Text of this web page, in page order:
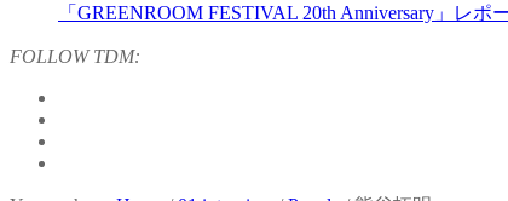
「GREENROOM FESTIVAL 20th Anniversary」レポ
FOLLOW TDM: